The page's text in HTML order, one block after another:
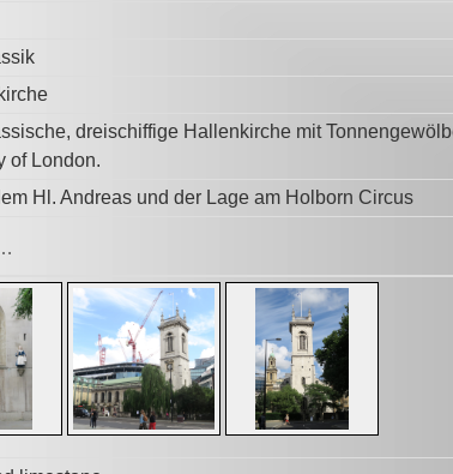
dreischiffige Hallenkirche mit
of London.
Hl. Andreas und der Lage am Holborn Circus